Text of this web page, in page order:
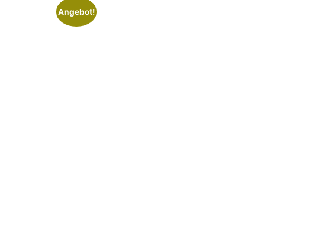
Angebot!